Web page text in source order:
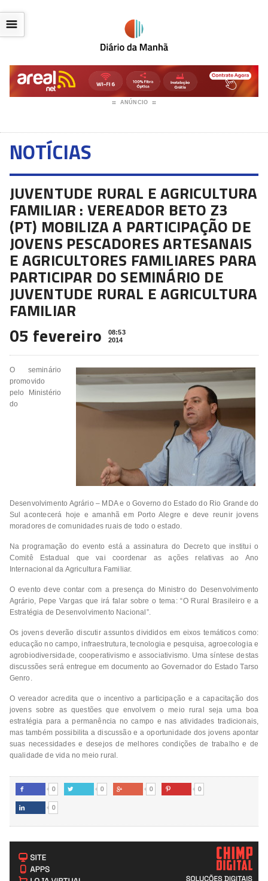
ANÚNCIO
☰
NOTÍCIAS
JUVENTUDE RURAL E AGRICULTURA
FAMILIAR : VEREADOR BETO Z3
(PT) MOBILIZA A PARTICIPAÇÃO DE
JOVENS PESCADORES ARTESANAIS
E AGRICULTORES FAMILIARES PARA
PARTICIPAR DO SEMINÁRIO DE
JUVENTUDE RURAL E AGRICULTURA
FAMILIAR
05 fevereiro
08:53
2014
O seminário
promovido
pelo Ministério
do
Desenvolvimento Agrário – MDA e o Governo do Estado do Rio Grande do
Sul acontecerá hoje e amanhã em Porto Alegre e deve reunir jovens
moradores de comunidades ruais de todo o estado.
Na programação do evento está a assinatura do Decreto que institui o
Comitê Estadual que vai coordenar as ações relativas ao Ano
Internacional da Agricultura Familiar.
O evento deve contar com a presença do Ministro do Desenvolvimento
Agrário, Pepe Vargas que irá falar sobre o tema: “O Rural Brasileiro e a
Estratégia de Desenvolvimento Nacional”.
Os jovens deverão discutir assuntos divididos em eixos temáticos como:
educação no campo, infraestrutura, tecnologia e pesquisa, agroecologia e
agrobiodiversidade, cooperativismo e associativismo. Uma síntese destas
discussões será entregue em documento ao Governador do Estado Tarso
Genro.
O vereador acredita que o incentivo a participação e a capacitação dos
jovens sobre as questões que envolvem o meio rural seja uma boa
estratégia para a permanência no campo e nas atividades tradicionais,
mas também possibilita a discussão e a oportunidade dos jovens apontar
suas necessidades e desejos de melhores condições de trabalho e de
qualidade de vida no meio rural.
 0  0  0  0
 0